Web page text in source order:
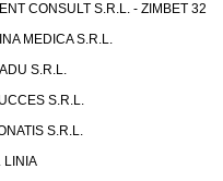
CONSULT S.R.L. - ZIMBET 32
MEDICA S.R.L.
S.R.L.
S.R.L.
S.R.L.
LINIA